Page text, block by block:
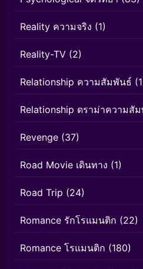
Reality ความจริง (1)
Reality-TV (2)
Relationship ความสัมพันธ์
Relationship ดราม่าความสั
Revenge (37)
Road Movie เดินทาง (1)
Road Trip (24)
Romance รักโรแมนติก (22)
Romance โรแมนติก (180)